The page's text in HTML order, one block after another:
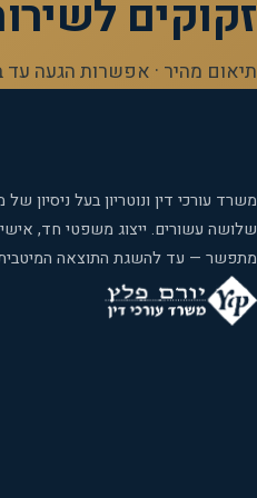
זקוקים
תיאום מהיר · אפשרות הגעה עד
משרד עורכי דין ונוטריון בעל ניסיון
שלושה עשורים. ייצוג משפטי חד, אישי
מתפשר — עד להשגת התוצאה